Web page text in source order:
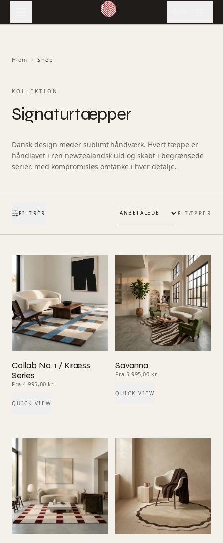
Hjem Shop
KOLLEKTION
Signaturtæpper
Dansk design møder sublimt håndværk. Hvert tæppe er
håndlavet i ren newzealandsk uld og skabt i begrænsede
serier, med kompromisløs omtanke i hver detalje.
FILTRÉR 8 TÆPPER
Collab No. 1 / Kræss
Series
Fra 4.995,00 kr.
QUICK VIEW
Savanna
Fra 5.995,00 kr.
QUICK VIEW